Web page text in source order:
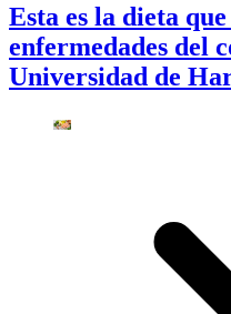
Esta es la dieta
enfermedades del
Universidad de